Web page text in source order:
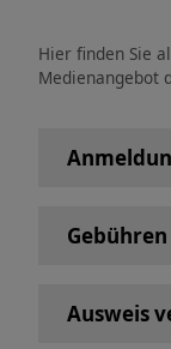
Hier finden Sie
Medienangebot
Gebühren
Ausweis